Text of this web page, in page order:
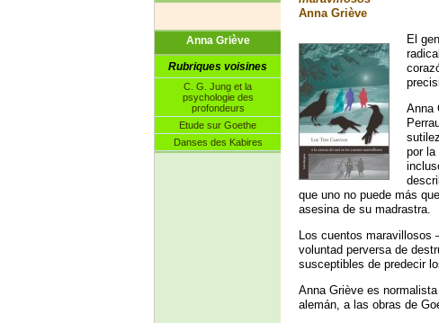
Anna Griève
Rubriques voisines
C. G. Jung et la
psychologie des
profondeurs
Etude sur Goethe
Danses des Kabires
Anna Griève
El
Anna
por la
que uno no puede más
asesina de su madrastra.
Los cuentos maravillosos
voluntad perversa de
susceptibles de predecir
Anna Griève es
alemán, a las obras de